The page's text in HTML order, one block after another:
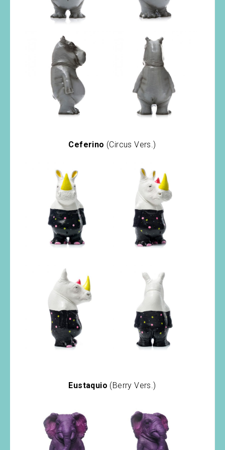
Ceferino (Circus Vers.)
Eustaquio (Berry Vers.)